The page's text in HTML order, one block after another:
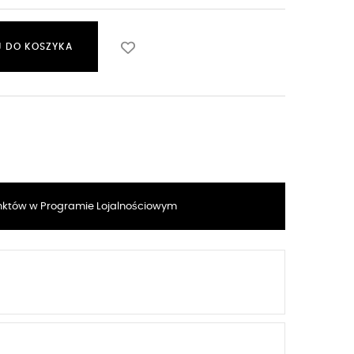
DO KOSZYKA
w Programie Lojalnościowym